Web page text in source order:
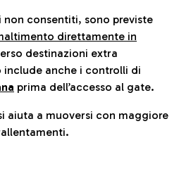
non consentiti, sono previste
direttamente in
destinazioni extra
include anche i controlli di
prima dell’accesso al gate.
aiuta a muoversi con maggiore